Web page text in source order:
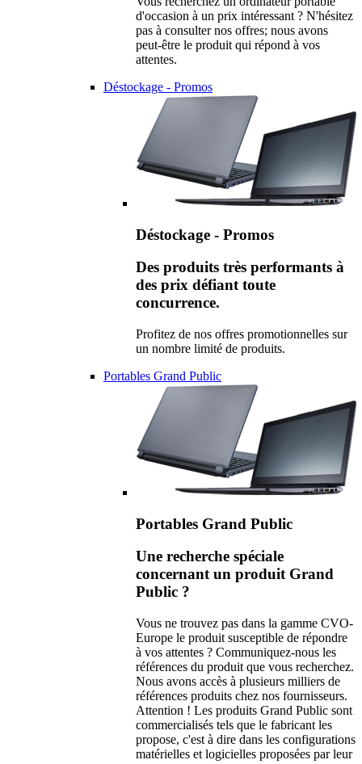
d'occasion à un prix intéressant ? N'hésitez
pas à consulter nos offres; nous avons
peut-être le produit qui répond à vos
attentes.
Déstockage - Promos
Déstockage - Promos
Des produits très performants à
des prix défiant toute
concurrence.
Profitez de nos offres promotionnelles sur
un nombre limité de produits.
Portables Grand Public
Portables Grand Public
Une recherche spéciale
concernant un produit Grand
Public ?
Vous ne trouvez pas dans la gamme CVO-
Europe le produit susceptible de répondre
à vos attentes ? Communiquez-nous les
références du produit que vous recherchez.
Nous avons accès à plusieurs milliers de
références produits chez nos fournisseurs.
Attention ! Les produits Grand Public sont
commercialisés tels que le fabricant les
propose, c'est à dire dans les configurations
matérielles et logicielles proposées par leur